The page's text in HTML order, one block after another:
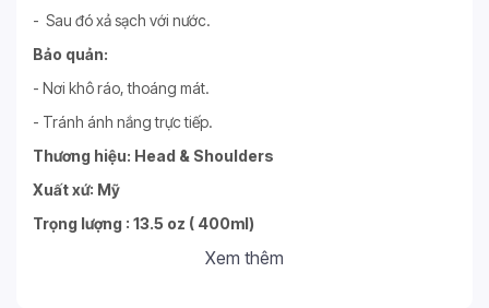
- Sau đó xả sạch với nước.
Bảo quản:
- Nơi khô ráo, thoáng mát.
- Tránh ánh nắng trực tiếp.
Thương hiệu: Head & Shoulders
Xuất xứ: Mỹ
Trọng lượng : 13.5 oz ( 400ml)
Xem thêm